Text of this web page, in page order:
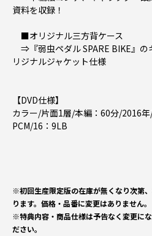
資料を収録！
■オリジナル三方背ケース
⇒『弱虫ペダル SPARE BIKE』の
リジナルジャケット仕様
【DVD仕様】
カラー/片面1層/本編：60分/2016
PCM/16：9LB
※初回生産限定版の在庫が無くなり次第
ります。価格・品番に変更はありません。
※特典内容・商品仕様は予告なく変更に
ださい。